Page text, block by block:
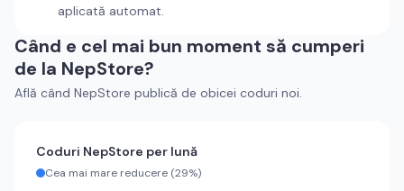
aplicată automat.
Când e cel mai bun moment să cumperi
de la NepStore?
Află când NepStore publică de obicei coduri noi.
Coduri NepStore per lună
Cea mai mare reducere (29%)